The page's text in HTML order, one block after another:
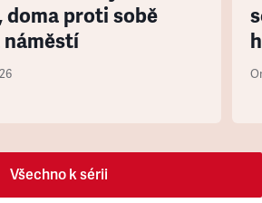
doma proti sobě
náměstí
Všechno k sérii